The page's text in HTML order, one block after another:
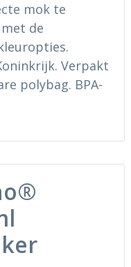
mok te
de
Verpakt
polybag. BPA-